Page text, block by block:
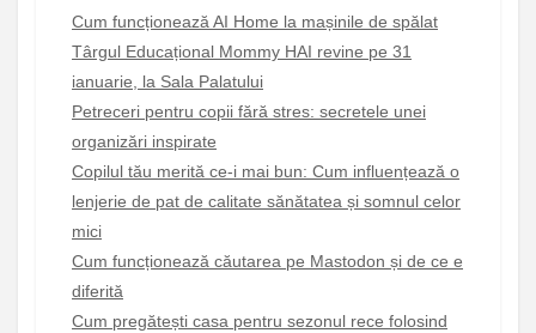
Cum funcționează AI Home la mașinile de spălat
Târgul Educațional Mommy HAI revine pe 31
ianuarie, la Sala Palatului
Petreceri pentru copii fără stres: secretele unei
organizări inspirate
Copilul tău merită ce-i mai bun: Cum influențează o
lenjerie de pat de calitate sănătatea și somnul celor
mici
Cum funcționează căutarea pe Mastodon și de ce e
diferită
Cum pregătești casa pentru sezonul rece folosind